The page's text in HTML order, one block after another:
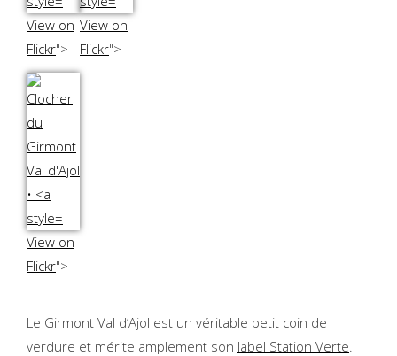
View on
Flickr">
View on
Flickr">
View on
Flickr">
Le Girmont Val d’Ajol est un véritable petit coin de
verdure et mérite amplement son label Station Verte.